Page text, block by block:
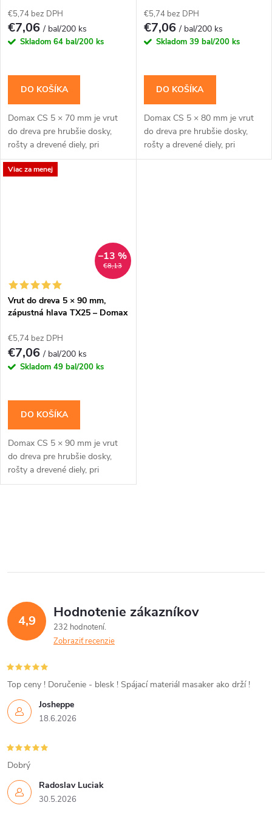
€5,74 bez DPH
€7,06/ bal/200 ks
Skladom 64 bal/200 ks
DO KOŠÍKA
Domax CS 5 × 70 mm je vrut
do dreva pre hrubšie dosky,
rošty a drevené diely, pri
ktorých má zápustná hlava
neprekážať ďalšej vrstve.
€5,74 bez DPH
€7,06/ bal/200 ks
Skladom 39 bal/200 ks
DO KOŠÍKA
Domax CS 5 × 80 mm je vrut
do dreva pre hrubšie dosky,
rošty a drevené diely, pri
ktorých má zápustná hlava
Viac za menej
€8,13
–13 %
Vrut do dreva 5 × 90 mm,
zápustná hlava TX25 – Domax
€5,74 bez DPH
€7,06/ bal/200 ks
Skladom 49 bal/200 ks
DO KOŠÍKA
Domax CS 5 × 90 mm je vrut
do dreva pre hrubšie dosky,
rošty a drevené diely, pri
ktorých má zápustná hlava
l
d
a
c
i
e
p
r
v
k
4,9 Hodnotenie zákazníkov
232 hodnotení
Zobraziť recenzie
Josheppe
18.6.2026
Top ceny ! Doručenie - blesk ! Spájací materiál masaker ako drží !
Radoslav Luciak
30.5.2026
Dobrý